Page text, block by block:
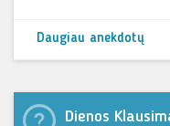
Daugiau anekdotų
Dienos